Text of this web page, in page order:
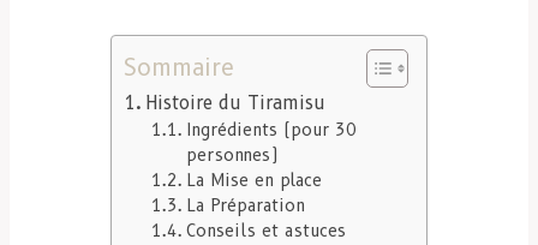
Sommaire
Histoire du Tiramisu
Ingrédients (pour 30
personnes)
La Mise en place
La Préparation
Conseils et astuces